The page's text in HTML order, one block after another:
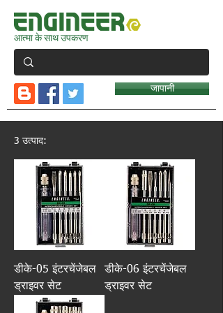
आत्मा के साथ उपकरण
जापानी
3 उत्पाद:
डीके-05 इंटरचेंजेबल
ड्राइवर सेट
डीके-06 इंटरचेंजेबल
ड्राइवर सेट